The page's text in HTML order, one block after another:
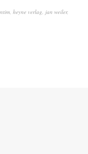
heyne verlag jan weiler,